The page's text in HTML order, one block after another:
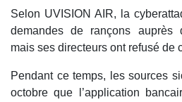
Selon UVISION AIR, la
demandes de rançons auprès
mais ses directeurs ont refusé de
Pendant ce temps, les sources
octobre que l’application